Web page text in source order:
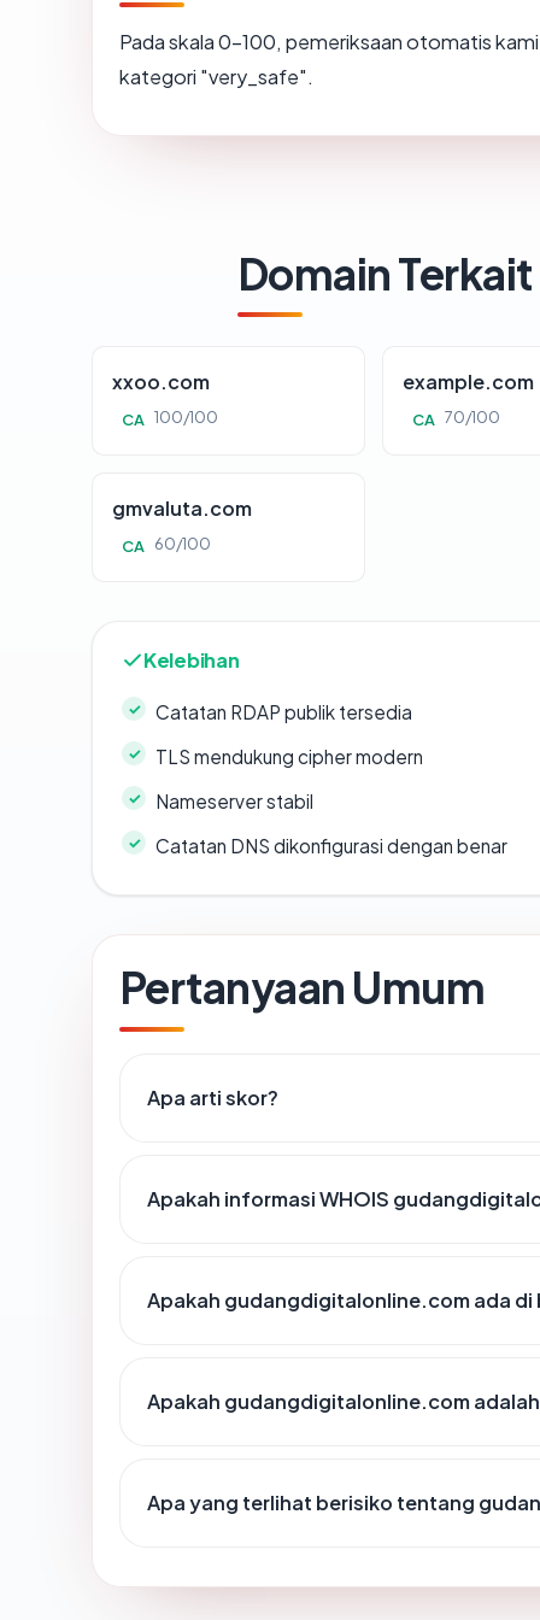
Pada skala 0-100, pemeriksaan otomatis
kategori "very_safe".
Domain Terkait
xxoo.com
CA 100/100
example.com
CA 70/100
gmvaluta.com
CA 60/100
Kelebihan
Catatan RDAP publik tersedia
TLS mendukung cipher modern
Nameserver stabil
Catatan DNS dikonfigurasi dengan benar
Pertanyaan Umum
Apa arti skor?
Apakah informasi WHOIS
Apakah gudangdigitalonline.com ada di
Apakah gudangdigitalonline.com
Apa yang terlihat berisiko tentang